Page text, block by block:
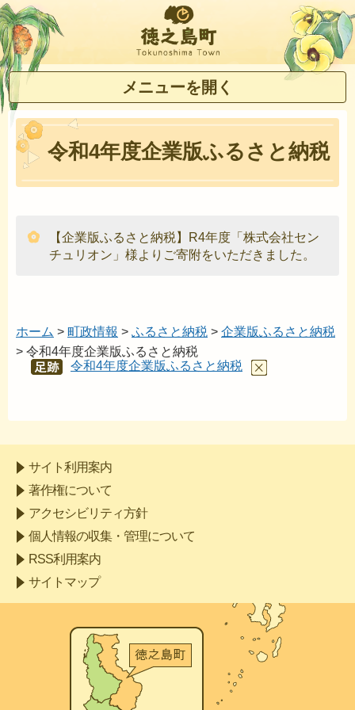
徳之島町
メニューを開く
令和4年度企業版ふるさと納税
【企業版ふるさと納税】R4年度「株式会社セン
チュリオン」様よりご寄附をいただきました。
ホーム > 町政情報 > ふるさと納税 > 企業版ふるさと納税
> 令和4年度企業版ふるさと納税
あし
令和4年度企業版ふるさと納税
サイト利用案内
著作権について
アクセシビリティ方針
個人情報の収集・管理について
RSS利用案内
サイトマップ